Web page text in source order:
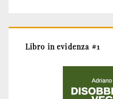
Libro in evidenza #1